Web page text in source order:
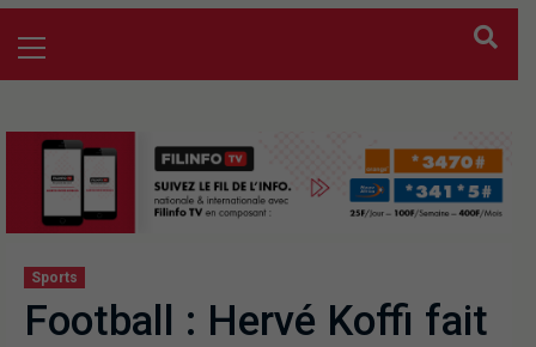
Sports
Football : Hervé Koffi fait